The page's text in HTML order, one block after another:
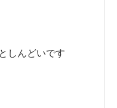
しんどいです